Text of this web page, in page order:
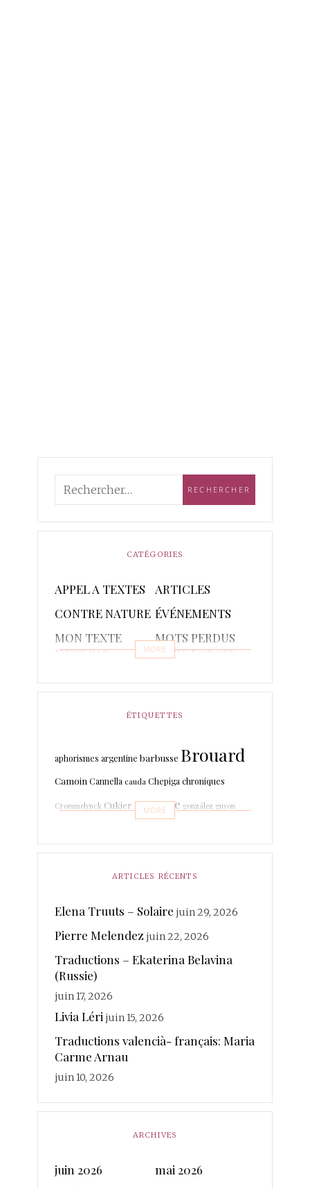
CATÉGORIES
APPEL A TEXTES
ARTICLES
CONTRE NATURE ÉVÉNEMENTS
MON TEXTE
N'EST PAS
MOTS PERDUS
MOTS FORGES
POÈMES
PONCTUAIRE
RAPSODIES ET
RÉCITS
TRADUCTIONS
MORE
ÉTIQUETTES
aphorismes argentine barbusse Brouard
Camoin Cannella cauda Chepiga chroniques
Crommelynck Cukier espagne gonzález guyon
Marrodan
Paisantphotographies Poésiequintuor
RateauReal Rivière Kéraval
Rosin Ruhaud
valencià vanderplancke
MORE
ARTICLES RÉCENTS
Elena Truuts – Solaire juin 29, 2026
Pierre Melendez juin 22, 2026
Traductions – Ekaterina Belavina
(Russie)
juin 17, 2026
Livia Léri juin 15, 2026
Traductions valencià- français: Maria
Carme Arnau
juin 10, 2026
ARCHIVES
juin 2026
mai 2026